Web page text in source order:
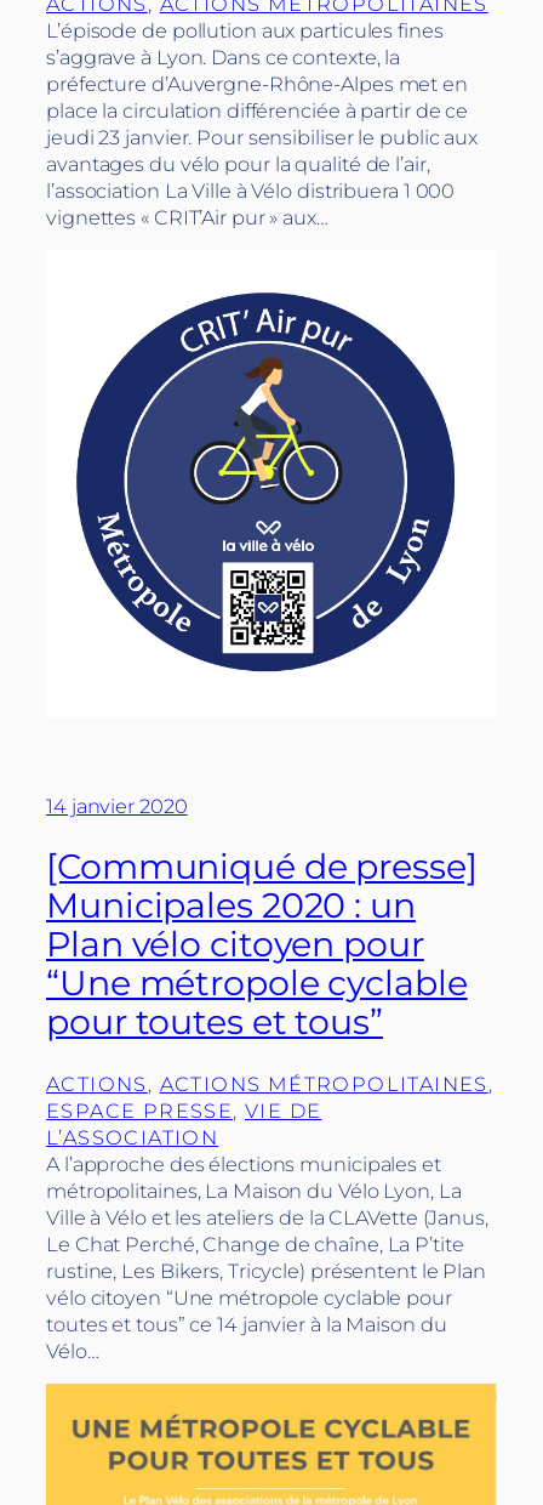
L’épisode de pollution aux particules fines
s’aggrave à Lyon. Dans ce contexte, la
préfecture d’Auvergne-Rhône-Alpes met en
place la circulation différenciée à partir de ce
jeudi 23 janvier. Pour sensibiliser le public aux
avantages du vélo pour la qualité de l’air,
l’association La Ville à Vélo distribuera 1 000
vignettes « CRIT’Air pur » aux…
14 janvier 2020
[Communiqué de presse]
Municipales 2020 : un
Plan vélo citoyen pour
“Une métropole cyclable
pour toutes et tous”
ACTIONS , ACTIONS MÉTROPOLITAINES
ESPACE PRESSE, VIE DE
L’ASSOCIATION
A l’approche des élections municipales et
métropolitaines, La Maison du Vélo Lyon, La
Ville à Vélo et les ateliers de la CLAVette (Janus,
Le Chat Perché, Change de chaîne, La P’tite
rustine, Les Bikers, Tricycle) présentent le Plan
vélo citoyen “Une métropole cyclable pour
toutes et tous” ce 14 janvier à la Maison du
Vélo…